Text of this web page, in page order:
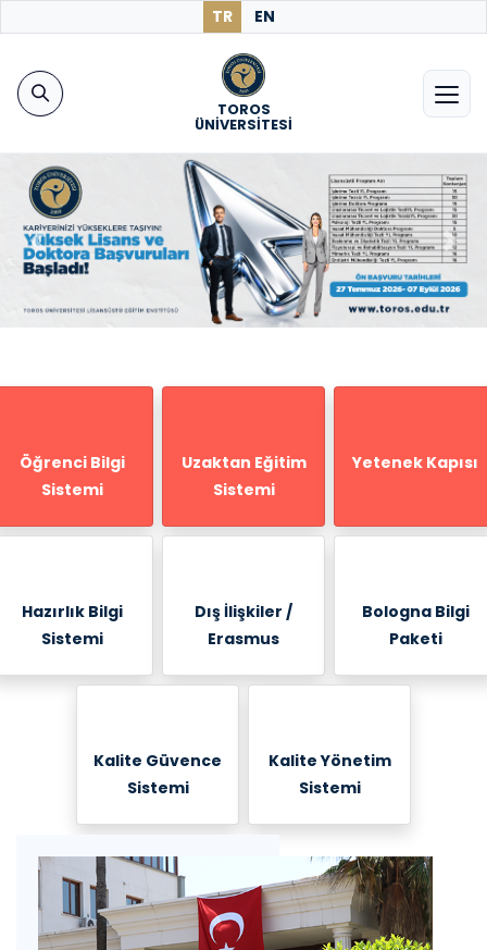
TR EN
TOROS
ÜNİVERSİTESİ
Previous Next
Öğrenci Bilgi
Sistemi
Uzaktan Eğitim
Sistemi
Yetenek Kapısı
Hazırlık Bilgi
Sistemi
Dış İlişkiler /
Erasmus
Bologna Bilgi
Paketi
Kalite Güvence
Sistemi
Kalite Yönetim
Sistemi